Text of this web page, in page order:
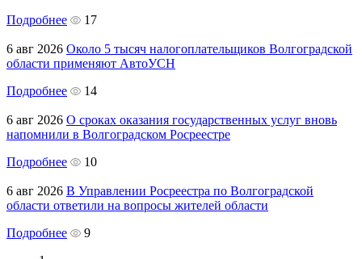
Подробнее
17
6 авг 2026 Около 5 тысяч налогоплательщиков Волгоградской
области применяют АвтоУСН
Подробнее
14
6 авг 2026 О сроках оказания государственных услуг вновь
напомнили в Волгоградском Росреестре
Подробнее
10
6 авг 2026 В Управлении Росреестра по Волгоградской
области ответили на вопросы жителей области
Подробнее
9